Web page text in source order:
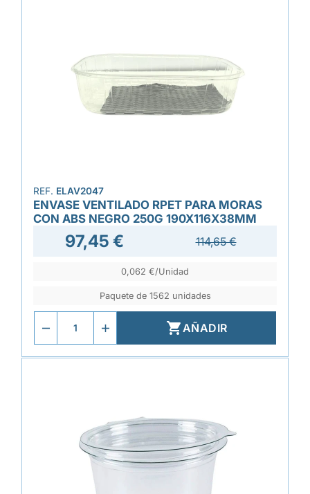
REF. ELAV2047
ENVASE VENTILADO RPET PARA MORAS
CON ABS NEGRO 250G 190X116X38MM
97,45 € 114,65 €
0,062 €/Unidad
Paquete de 1562 unidades
AÑADIR